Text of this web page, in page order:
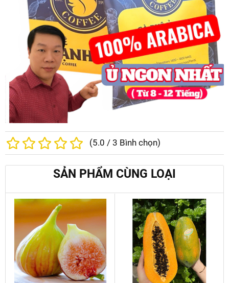
(5.0 / 3 Bình chọn)
SẢN PHẨM CÙNG LOẠI